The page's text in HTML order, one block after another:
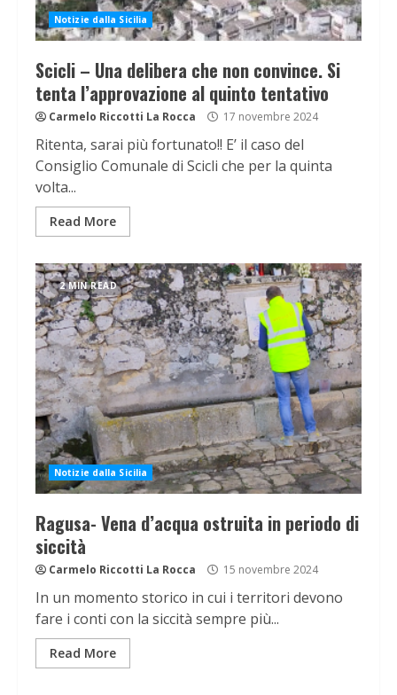
Notizie dalla Sicilia
Scicli – Una delibera che non convince. Si
tenta l’approvazione al quinto tentativo
Carmelo Riccotti La Rocca 17 novembre 2024
Ritenta, sarai più fortunato!! E’ il caso del
Consiglio Comunale di Scicli che per la quinta
volta...
Read More
2 MIN READ
Notizie dalla Sicilia
Ragusa- Vena d’acqua ostruita in periodo di
siccità
Carmelo Riccotti La Rocca 15 novembre 2024
In un momento storico in cui i territori devono
fare i conti con la siccità sempre più...
Read More